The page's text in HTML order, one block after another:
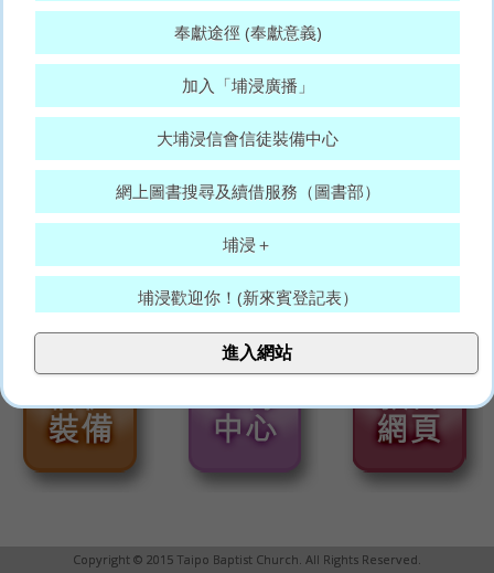
Copyright © 2015 Taipo Baptist Church. All Rights Reserved.
奉獻途徑 (奉獻意義)
加入「埔浸廣播」
大埔浸信會信徒裝備中心
網上圖書搜尋及續借服務（圖書部）
埔浸＋
埔浸歡迎你！(新來賓登記表）
大埔浸信會代禱表
願賜平安的神，常和你們眾人同在。(羅15:33)
進入網站